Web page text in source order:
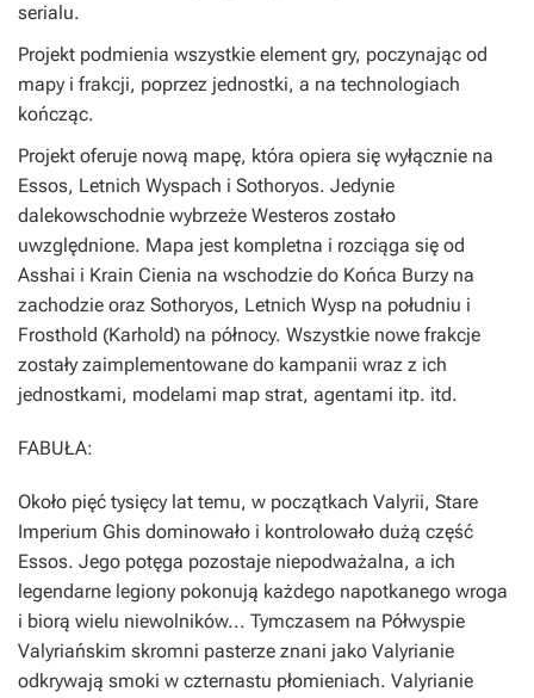
serialu.
Projekt podmienia wszystkie element gry, poczynając od
mapy i frakcji, poprzez jednostki, a na technologiach
kończąc.
Projekt oferuje nową mapę, która opiera się wyłącznie na
Essos, Letnich Wyspach i Sothoryos. Jedynie
dalekowschodnie wybrzeże Westeros zostało
uwzględnione. Mapa jest kompletna i rozciąga się od
Asshai i Krain Cienia na wschodzie do Końca Burzy na
zachodzie oraz Sothoryos, Letnich Wysp na południu i
Frosthold (Karhold) na północy. Wszystkie nowe frakcje
zostały zaimplementowane do kampanii wraz z ich
jednostkami, modelami map strat, agentami itp. itd.
FABUŁA:
Około pięć tysięcy lat temu, w początkach Valyrii, Stare
Imperium Ghis dominowało i kontrolowało dużą część
Essos. Jego potęga pozostaje niepodważalna, a ich
legendarne legiony pokonują każdego napotkanego wroga
i biorą wielu niewolników... Tymczasem na Półwyspie
Valyriańskim skromni pasterze znani jako Valyrianie
odkrywają smoki w czternastu płomieniach. Valyrianie